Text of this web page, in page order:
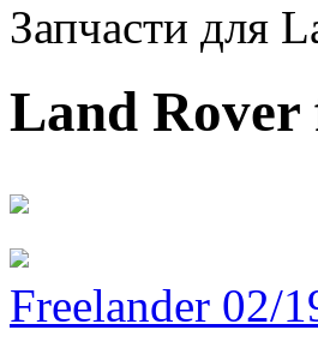
Запчасти для
Land Rover
Freelander 02/